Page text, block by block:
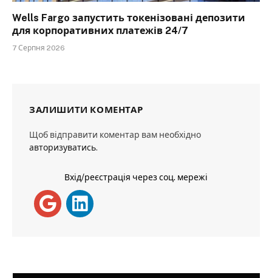
Wells Fargo запустить токенізовані депозити
для корпоративних платежів 24/7
7 Серпня 2026
ЗАЛИШИТИ КОМЕНТАР
Щоб відправити коментар вам необхідно
авторизуватись.
Вхід/реєстрація через соц. мережі